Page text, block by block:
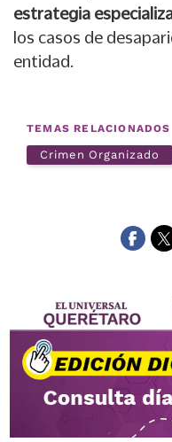
estrategia
los casos de
entidad.
TEMAS RELACIONADOS
Crimen Organizado